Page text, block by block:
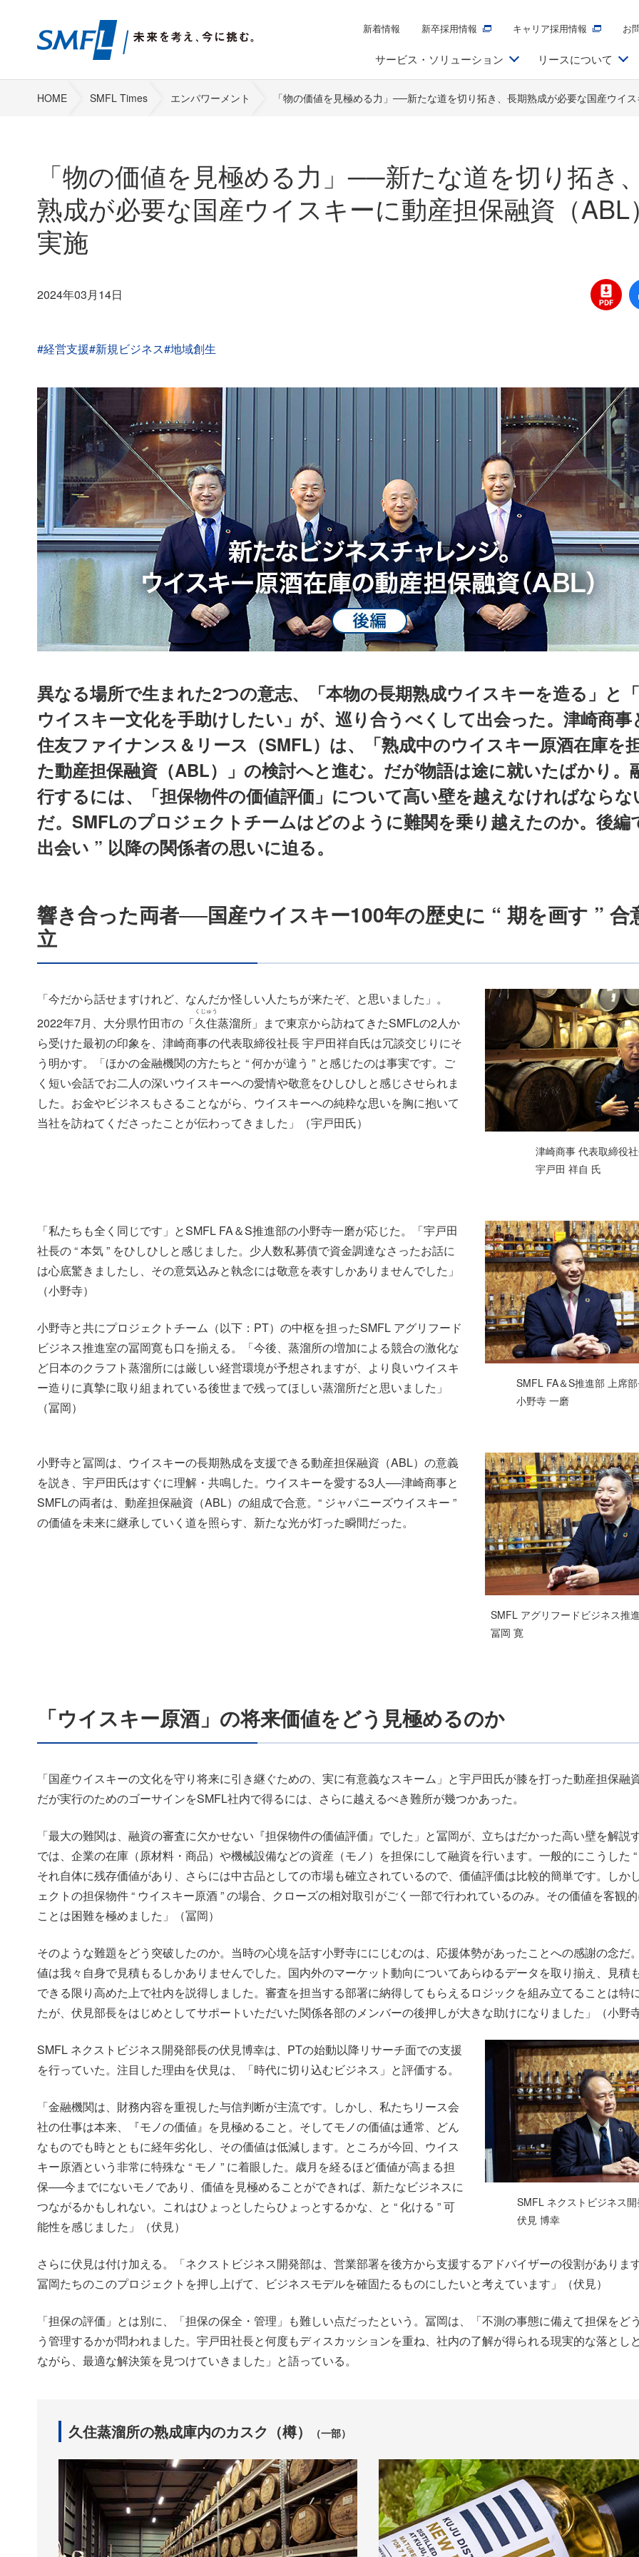
新着情報 新卒採用情報 キャリア採用情報 お
サービス・ソリューション リースについて
HOME SMFL Times エンパワーメント 「物の価値を見極める力」──新たな道を切り拓き、長期熟成が必要な国産ウイ
「物の価値を見極める力」──新たな道を切り拓き
熟成が必要な国産ウイスキーに動産担保融資（ABL
実施
2024年03月14日
#経営支援#新規ビジネス#地域創生
異なる場所で生まれた2つの意志、「本物の長期熟成ウイスキーを造る」と
ウイスキー文化を手助けしたい」が、巡り合うべくして出会った。津崎商事
住友ファイナンス＆リース（SMFL）は、「熟成中のウイスキー原酒在庫を
た動産担保融資（ABL）」の検討へと進む。だが物語は途に就いたばかり。
行するには、「担保物件の価値評価」について高い壁を越えなければならな
だ。SMFLのプロジェクトチームはどのように難関を乗り越えたのか。後編
出会い ” 以降の関係者の思いに迫る。
響き合った両者──国産ウイスキー100年の歴史に “ 期を画す ” 合
立
津崎商事 代表取締役
宇戸田 祥自 氏
「今だから話せますけれど、なんだか怪しい人たちが来たぞ、と思いました」。
2022年7月、大分県竹田市の「久住
くじゅう
蒸溜所」まで東京から訪ねてきたSMFLの2人か
ら受けた最初の印象を、津崎商事の代表取締役社長 宇戸田祥自氏は冗談交じりにそ
う明かす。「ほかの金融機関の方たちと “ 何かが違う ” と感じたのは事実です。ご
く短い会話でお二人の深いウイスキーへの愛情や敬意をひしひしと感じさせられま
した。お金やビジネスもさることながら、ウイスキーへの純粋な思いを胸に抱いて
当社を訪ねてくださったことが伝わってきました」（宇戸田氏）
SMFL FA＆S推進部 上席
小野寺 一磨
「私たちも全く同じです」とSMFL FA＆S推進部の小野寺一磨が応じた。「宇戸田
社長の “ 本気 ” をひしひしと感じました。少人数私募債で資金調達なさったお話に
は心底驚きましたし、その意気込みと執念には敬意を表すしかありませんでした」
（小野寺）
小野寺と共にプロジェクトチーム（以下：PT）の中枢を担ったSMFL アグリフード
ビジネス推進室の冨岡寛も口を揃える。「今後、蒸溜所の増加による競合の激化な
ど日本のクラフト蒸溜所には厳しい経営環境が予想されますが、より良いウイスキ
ー造りに真摯に取り組まれている後世まで残ってほしい蒸溜所だと思いました」
（冨岡）
SMFL アグリフードビジネス推
冨岡 寛
小野寺と冨岡は、ウイスキーの長期熟成を支援できる動産担保融資（ABL）の意義
を説き、宇戸田氏はすぐに理解・共鳴した。ウイスキーを愛する3人──津崎商事と
SMFLの両者は、動産担保融資（ABL）の組成で合意。“ ジャパニーズウイスキー ”
の価値を未来に継承していく道を照らす、新たな光が灯った瞬間だった。
「ウイスキー原酒」の将来価値をどう見極めるのか
「国産ウイスキーの文化を守り将来に引き継ぐための、実に有意義なスキーム」と宇戸田氏が膝を打った動産担保融
だが実行のためのゴーサインをSMFL社内で得るには、さらに越えるべき難所が幾つかあった。
「最大の難関は、融資の審査に欠かせない『担保物件の価値評価』でした」と冨岡が、立ちはだかった高い壁を解説
では、企業の在庫（原材料・商品）や機械設備などの資産（モノ）を担保にして融資を行います。一般的にこうした “
それ自体に残存価値があり、さらには中古品としての市場も確立されているので、価値評価は比較的簡単です。しか
ェクトの担保物件 “ ウイスキー原酒 ” の場合、クローズの相対取引がごく一部で行われているのみ。その価値を客観
ことは困難を極めました」（冨岡）
そのような難題をどう突破したのか。当時の心境を話す小野寺ににじむのは、応援体勢があったことへの感謝の念だ
値は我々自身で見積もるしかありませんでした。国内外のマーケット動向についてあらゆるデータを取り揃え、見積
できる限り高めた上で社内を説得しました。審査を担当する部署に納得してもらえるロジックを組み立てることは特
たが、伏見部長をはじめとしてサポートいただいた関係各部のメンバーの後押しが大きな助けになりました」（小野
SMFL ネクストビジネス
伏見 博幸
SMFL ネクストビジネス開発部長の伏見博幸は、PTの始動以降リサーチ面での支援
を行っていた。注目した理由を伏見は、「時代に切り込むビジネス」と評価する。
「金融機関は、財務内容を重視した与信判断が主流です。しかし、私たちリース会
社の仕事は本来、『モノの価値』を見極めること。そしてモノの価値は通常、どん
なものでも時とともに経年劣化し、その価値は低減します。ところが今回、ウイス
キー原酒という非常に特殊な “ モノ ” に着眼した。歳月を経るほど価値が高まる担
保──今までにないモノであり、価値を見極めることができれば、新たなビジネスに
つながるかもしれない。これはひょっとしたらひょっとするかな、と “ 化ける ” 可
能性を感じました」（伏見）
さらに伏見は付け加える。「ネクストビジネス開発部は、営業部署を後方から支援するアドバイザーの役割がありま
冨岡たちのこのプロジェクトを押し上げて、ビジネスモデルを確固たるものにしたいと考えています」（伏見）
「担保の評価」とは別に、「担保の保全・管理」も難しい点だったという。冨岡は、「不測の事態に備えて担保をど
う管理するかが問われました。宇戸田社長と何度もディスカッションを重ね、社内の了解が得られる現実的な落とし
ながら、最適な解決策を見つけていきました」と語っている。
久住蒸溜所の熟成庫内のカスク（樽） （一部）